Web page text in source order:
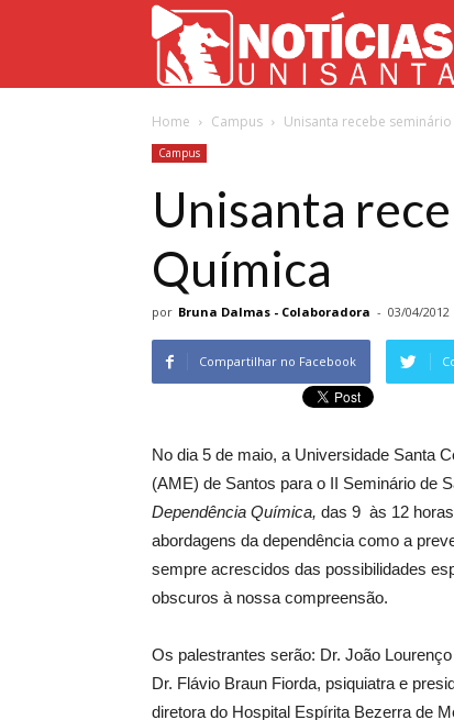
Home Campus Unisanta recebe
Campus
Unisanta
Química
por Bruna Dalmas - Colaboradora - 03/04/2012
Compartilhar no Facebook
No dia 5 de maio, a Universidade Santa
(AME) de Santos para o II Seminário de
Dependência Química, das 9 às 12
abordagens da dependência como a
sempre acrescidos das possibilidades
obscuros à nossa compreensão.
Os palestrantes serão: Dr. João
Dr. Flávio Braun Fiorda, psiquiatra e
diretora do Hospital Espírita Bezerra de